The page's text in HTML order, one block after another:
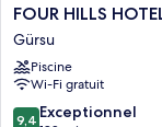
FOUR
HILLS
HOTEL
Gürsu
FOUR HILLS
Gürsu
Piscine
Wi-Fi gratuit
9.4
9,4 Exceptionnel